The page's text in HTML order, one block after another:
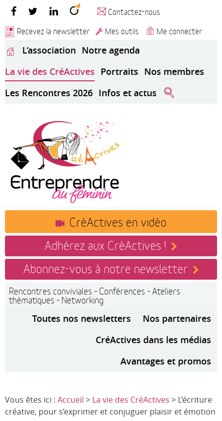
Contactez-nous
Recevez la newsletter
Mes outils Me connecter
L’association Notre agenda
La vie des CréActives Portraits Nos membres
Les Rencontres 2026 Infos et actus
CréActives en vidéo
Adhérez aux CréActives !
Abonnez-vous à notre newsletter
Rencontres conviviales - Conférences - Ateliers
thématiques - Networking
Toutes nos newsletters
Nos partenaires
CréActives dans les médias
Avantages et promos
Vous êtes ici : Accueil > La vie des CréActives > L’écriture
créative, pour s’exprimer et conjuguer plaisir et émotion